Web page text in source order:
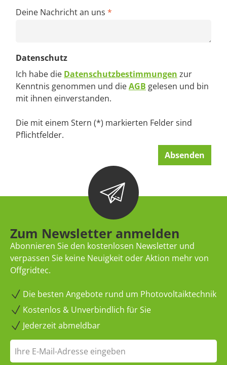
Deine Nachricht an uns *
Datenschutz
Ich habe die Datenschutzbestimmungen zur
Kenntnis genommen und dieAGB gelesen und bin
mit ihnen einverstanden.
Die mit einem Stern (*) markierten Felder sind
Pflichtfelder.
Absenden
Zum Newsletter anmelden
Abonnieren Sie den kostenlosen Newsletter und
verpassen Sie keine Neuigkeit oder Aktion mehr von
Offgridtec.
Die besten Angebote rund um Photovoltaiktechnik
Kostenlos & Unverbindlich für Sie
Jederzeit abmeldbar